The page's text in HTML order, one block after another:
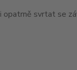
opatrně svrtat se